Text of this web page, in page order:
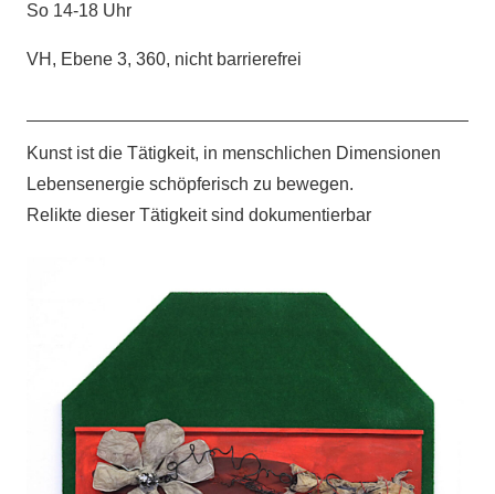
So 14-18 Uhr
VH, Ebene 3, 360, nicht barrierefrei
Kunst ist die Tätigkeit, in menschlichen Dimensionen
Lebensenergie schöpferisch zu bewegen.
Relikte dieser Tätigkeit sind dokumentierbar